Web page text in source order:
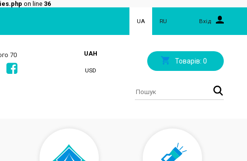
on line 36
UA RU Вхід
70
UAH
USD
Товарів: 0